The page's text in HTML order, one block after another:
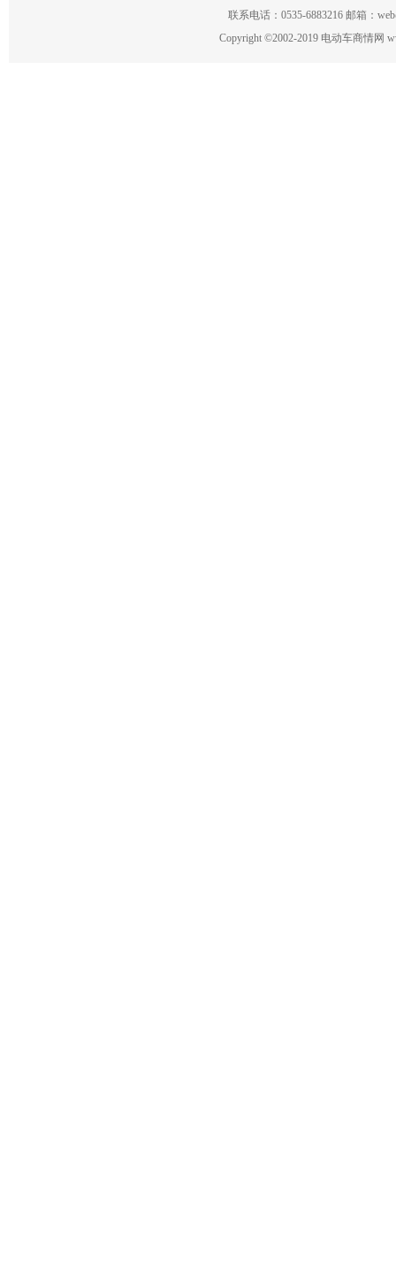
联系电话：0535-6883216 邮箱：
Copyright ©2002-2019 电动车商情网